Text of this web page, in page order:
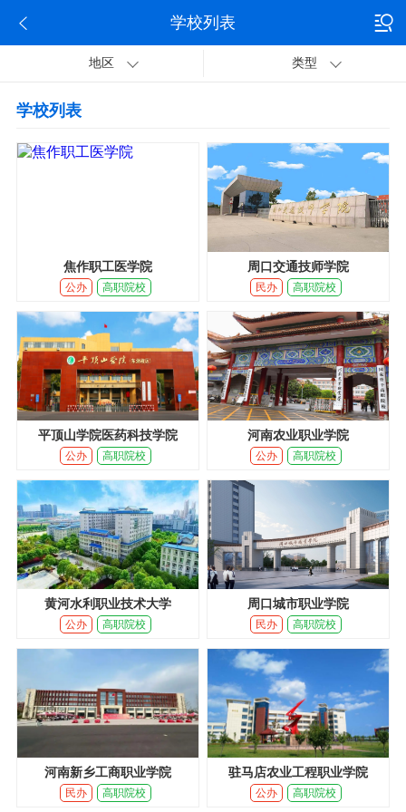
学校列表
地区 类型
学校列表
焦作职工医学院
公办 高职院校
周口交通技师学院
民办 高职院校
平顶山学院医药科技学院
公办 高职院校
河南农业职业学院
公办 高职院校
黄河水利职业技术大学
公办 高职院校
周口城市职业学院
民办 高职院校
河南新乡工商职业学院
民办 高职院校
驻马店农业工程职业学院
公办 高职院校